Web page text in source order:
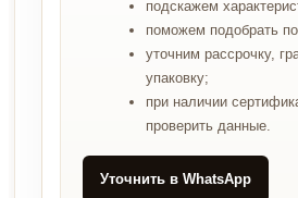
подскажем
поможем подобрать
уточним рассрочку,
упаковку;
при наличии
проверить данные.
Уточнить в WhatsApp